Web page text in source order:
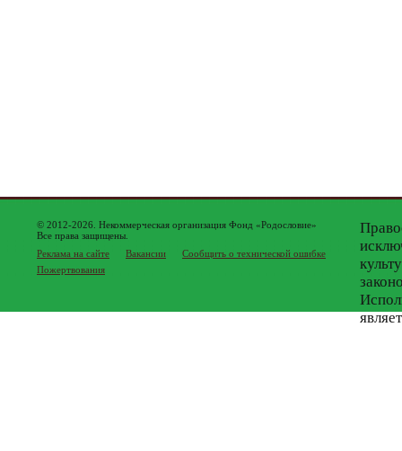
© 2012-2026. Некоммерческая организация Фонд «Родословие»
Все права защищены.
Реклама на сайте
Вакансии
Сообщить о технической ошибке
Пожертвования